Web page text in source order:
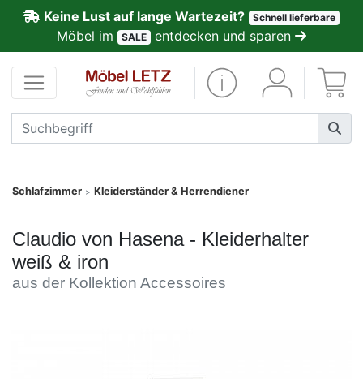
Keine Lust auf lange Wartezeit? Schnell lieferbare
Möbel im SALE entdecken und sparen
Schlafzimmer > Kleiderständer & Herrendiener
Claudio von Hasena - Kleiderhalter
weiß & iron
aus der Kollektion Accessoires
Kundenmeinungen
Anmelden
PREMIUM
Schnell
SALE